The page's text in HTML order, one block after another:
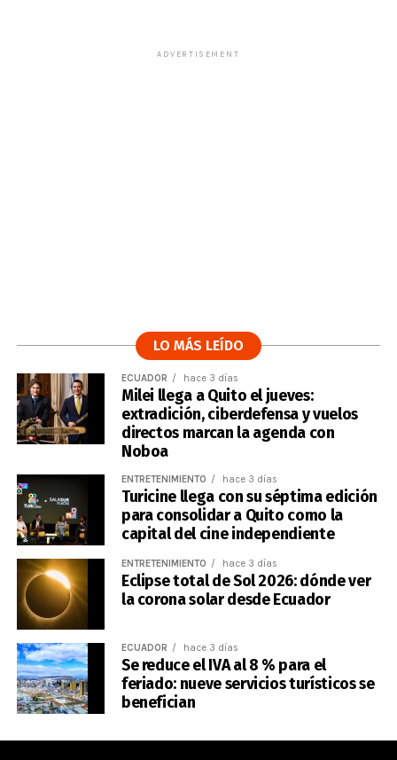
ADVERTISEMENT
LO MÁS LEÍDO
ECUADOR hace 3 días
Milei llega a Quito el jueves:
extradición, ciberdefensa y vuelos
directos marcan la agenda con
Noboa
ENTRETENIMIENTO hace 3 días
Turicine llega con su séptima edición
para consolidar a Quito como la
capital del cine independiente
ENTRETENIMIENTO hace 3 días
Eclipse total de Sol 2026: dónde ver
la corona solar desde Ecuador
ECUADOR hace 3 días
Se reduce el IVA al 8 % para el
feriado: nueve servicios turísticos se
benefician